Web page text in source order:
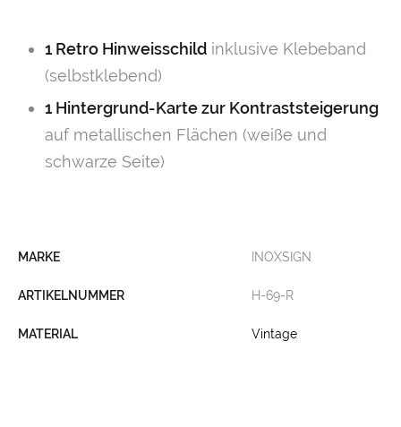
1 Retro Hinweisschild inklusive Klebeband
(selbstklebend)
1 Hintergrund-Karte zur Kontraststeigerung
auf metallischen Flächen (weiße und
schwarze Seite)
MARKE INOXSIGN
ARTIKELNUMMER H-69-R
MATERIAL Vintage